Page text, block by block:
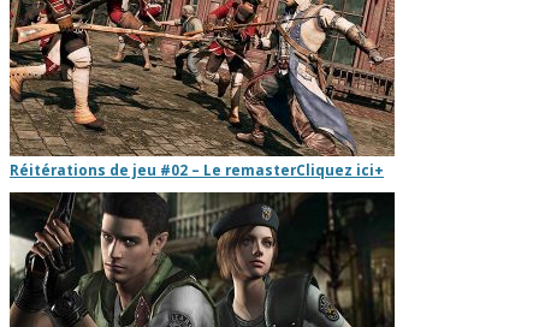
Réitérations de jeu #02 – Le remasterCliquez ici+